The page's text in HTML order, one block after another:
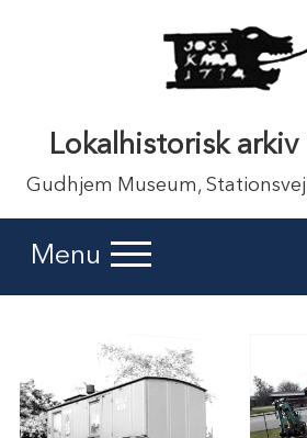
Lokalhistorisk
Gudhjem Museum,
Menu